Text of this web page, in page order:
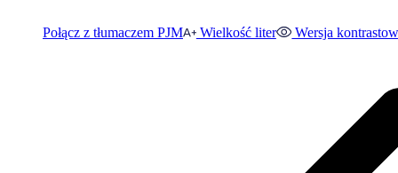
Połącz z tłumaczem PJM Wielkość liter Wersja